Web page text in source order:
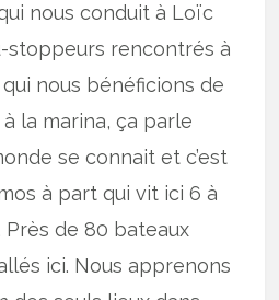
nous conduit à Loïc
stoppeurs rencontrés à
nous bénéficions de
la marina, ça parle
se connait et c’est
à part qui vit ici 6 à
Près de 80 bateaux
ici. Nous apprenons